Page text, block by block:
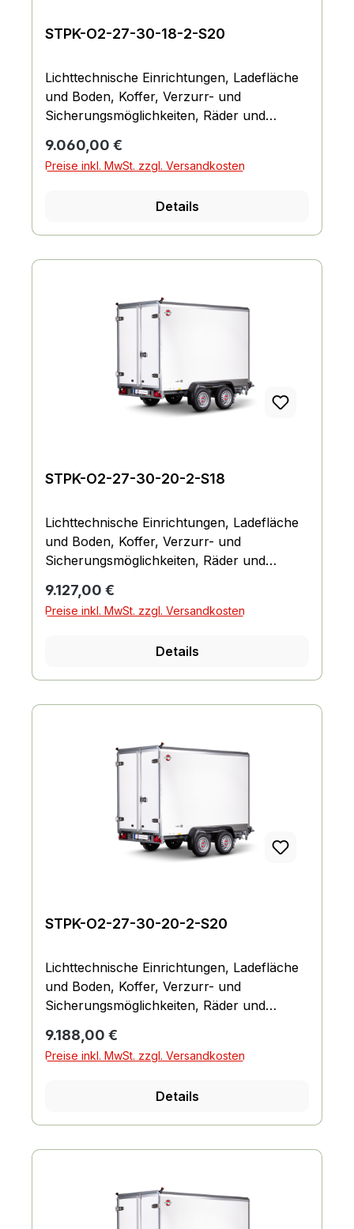
STPK-O2-27-30-18-2-S20
Lichttechnische Einrichtungen, Ladefläche
und Boden, Koffer, Verzurr- und
Sicherungsmöglichkeiten, Räder und
Regulärer Preis:
9.060,00 €
Preise inkl. MwSt. zzgl. Versandkosten
Details
STPK-O2-27-30-20-2-S18
Lichttechnische Einrichtungen, Ladefläche
und Boden, Koffer, Verzurr- und
Sicherungsmöglichkeiten, Räder und
Regulärer Preis:
9.127,00 €
Preise inkl. MwSt. zzgl. Versandkosten
Details
STPK-O2-27-30-20-2-S20
Lichttechnische Einrichtungen, Ladefläche
und Boden, Koffer, Verzurr- und
Sicherungsmöglichkeiten, Räder und
Regulärer Preis:
9.188,00 €
Preise inkl. MwSt. zzgl. Versandkosten
Details